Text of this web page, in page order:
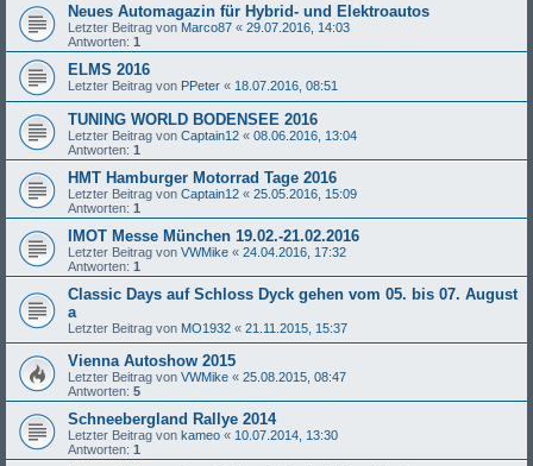
Neues Automagazin für Hybrid- und Elektroautos
Letzter Beitrag von Marco87 « 29.07.2016, 14:03
Antworten: 1
ELMS 2016
Letzter Beitrag von PPeter « 18.07.2016, 08:51
TUNING WORLD BODENSEE 2016
Letzter Beitrag von Captain12 « 08.06.2016, 13:04
Antworten: 1
HMT Hamburger Motorrad Tage 2016
Letzter Beitrag von Captain12 « 25.05.2016, 15:09
Antworten: 1
IMOT Messe München 19.02.-21.02.2016
Letzter Beitrag von VWMike « 24.04.2016, 17:32
Antworten: 1
Classic Days auf Schloss Dyck gehen vom 05. bis 07. August
a
Letzter Beitrag von MO1932 « 21.11.2015, 15:37
Vienna Autoshow 2015
Letzter Beitrag von VWMike « 25.08.2015, 08:47
Antworten: 5
Schneebergland Rallye 2014
Letzter Beitrag von kameo « 10.07.2014, 13:30
Antworten: 1